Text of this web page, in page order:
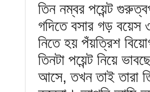
তিন নম্বর পয়েন্ট
গদিতে বসার গড় বয়েস
নিতে হয় পঁয়ত্রিশ
তিনটা পয়েন্ট নিয়ে
আসে, তখন তাই তারা